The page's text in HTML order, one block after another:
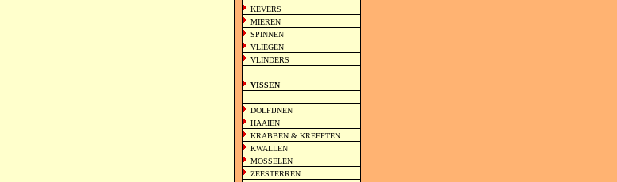
KEVERS
MIEREN
SPINNEN
VLIEGEN
VLINDERS
VISSEN
DOLFIJNEN
HAAIEN
KRABBEN & KREEFTEN
KWALLEN
MOSSELEN
ZEESTERREN